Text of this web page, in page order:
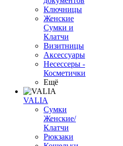
Ключницы
Женские
Сумки и
Клатчи
Визитницы
Аксессуары
Несессеры -
Косметички
Ещё
VALIA
Сумки
Женские/
Клатчи
Рюкзаки